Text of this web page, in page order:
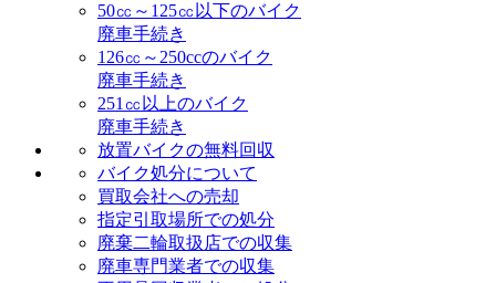
50㏄～125㏄以下のバイク
廃車手続き
126㏄～250ccのバイク
廃車手続き
251㏄以上のバイク
廃車手続き
放置バイクの無料回収
バイク処分について
買取会社への売却
指定引取場所での処分
廃棄二輪取扱店での収集
廃車専門業者での収集